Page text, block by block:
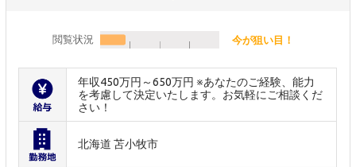
閲覧状況 今が狙い目！
年収450万円～650万円 ※あなたのご経験、能力
を考慮して決定いたします。お気軽にご相談くだ
さい！
北海道 苫小牧市